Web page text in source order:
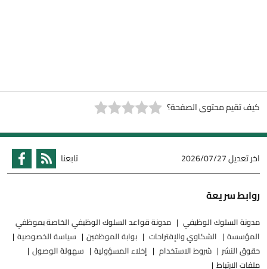
كيف تقيم محتوى الصفحة؟
اخر تعديل2026/07/27 تابعنا
روابط سريعة
مدونة السلوك الوظيفي
مدونة قواعد السلوك الوظيفي الخاصة بموظفي
المؤسسة
الشكاوي والإقتراحات بوابة الموظفين
سياسة الخصوصية
حقوق النشر
شروط الاستخدام إخلاء المسؤولية
سهولة الوصول
ملفات الارتباط